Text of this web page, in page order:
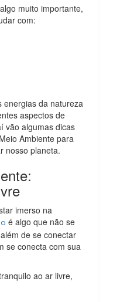
muito importante,
com:
energias da natureza
aspectos de
vão algumas dicas
Ambiente para
nosso planeta.
imerso na
é algo que não se
de se conectar
se conecta com sua
ao ar livre,